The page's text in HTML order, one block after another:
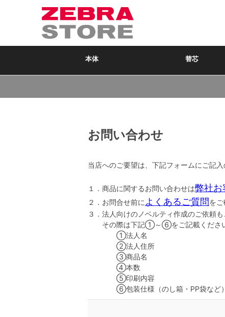
本体 替芯
お問い合わせ
当店へのご要望は、下記フォームにご記入
１．商品に関するお問い合わせは弊社お
２．お問合せ前に よくあるご質問をご
３．法人向けのノベルティ作成のご依頼
その際は下記①～⑥をご記載ください
①法人名
②法人住所
③商品名
④本数
⑤印刷内容
⑥包装仕様（のし箱・PP袋など）